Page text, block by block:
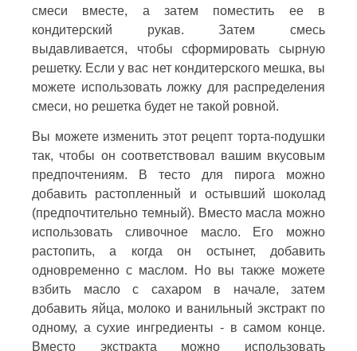
смеси вместе, а затем поместить ее в
кондитерский рукав. Затем смесь
выдавливается, чтобы сформировать сырную
решетку. Если у вас нет кондитерского мешка, вы
можете использовать ложку для распределения
смеси, но решетка будет не такой ровной.
Вы можете изменить этот рецепт торта-подушки
так, чтобы он соответствовал вашим вкусовым
предпочтениям. В тесто для пирога можно
добавить растопленный и остывший шоколад
(предпочтительно темный). Вместо масла можно
использовать сливочное масло. Его можно
растопить, а когда он остынет, добавить
одновременно с маслом. Но вы также можете
взбить масло с сахаром в начале, затем
добавить яйца, молоко и ванильный экстракт по
одному, а сухие ингредиенты - в самом конце.
Вместо экстракта можно использовать